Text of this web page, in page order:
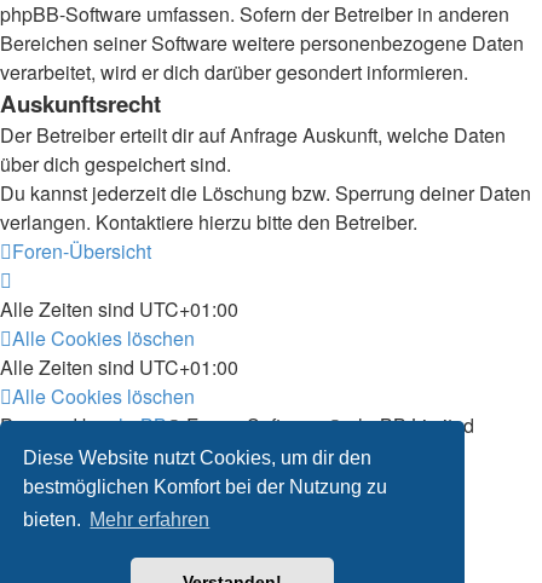
Diese Website nutzt Cookies, um dir den
bestmöglichen Komfort bei der Nutzung zu
bieten. Mehr erfahren
phpBB-Software umfassen. Sofern der Betreiber in anderen
Bereichen seiner Software weitere personenbezogene Daten
verarbeitet, wird er dich darüber gesondert informieren.
Auskunftsrecht
Der Betreiber erteilt dir auf Anfrage Auskunft, welche Daten
über dich gespeichert sind.
Du kannst jederzeit die Löschung bzw. Sperrung deiner Daten
verlangen. Kontaktiere hierzu bitte den Betreiber.
Foren-Übersicht
Alle Zeiten sind UTC+01:00
Alle Cookies löschen
Alle Zeiten sind UTC+01:00
Alle Cookies löschen
Powered byphpBB® Forum Software © phpBB Limited
Deutsche Übersetzung durchphpBB.de
Bereitgestellt durch skateshop.de
Datenschutz|Nutzungsbedingungen